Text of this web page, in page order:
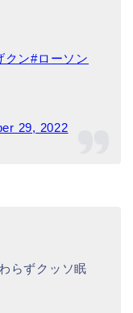
クン#ローソン
29, 2022
らずクッソ眠